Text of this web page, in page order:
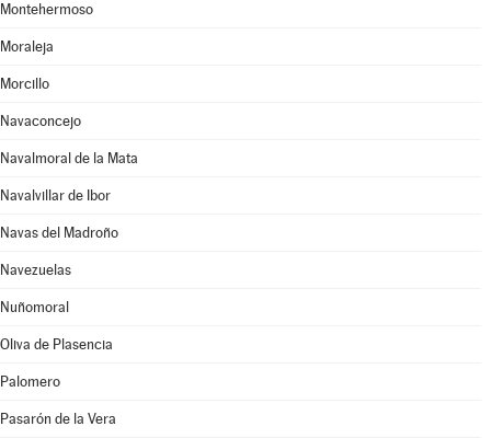
Montehermoso
Moraleja
Morcillo
Navaconcejo
Navalmoral de la Mata
Navalvillar de Ibor
Navas del Madroño
Navezuelas
Nuñomoral
Oliva de Plasencia
Palomero
Pasarón de la Vera